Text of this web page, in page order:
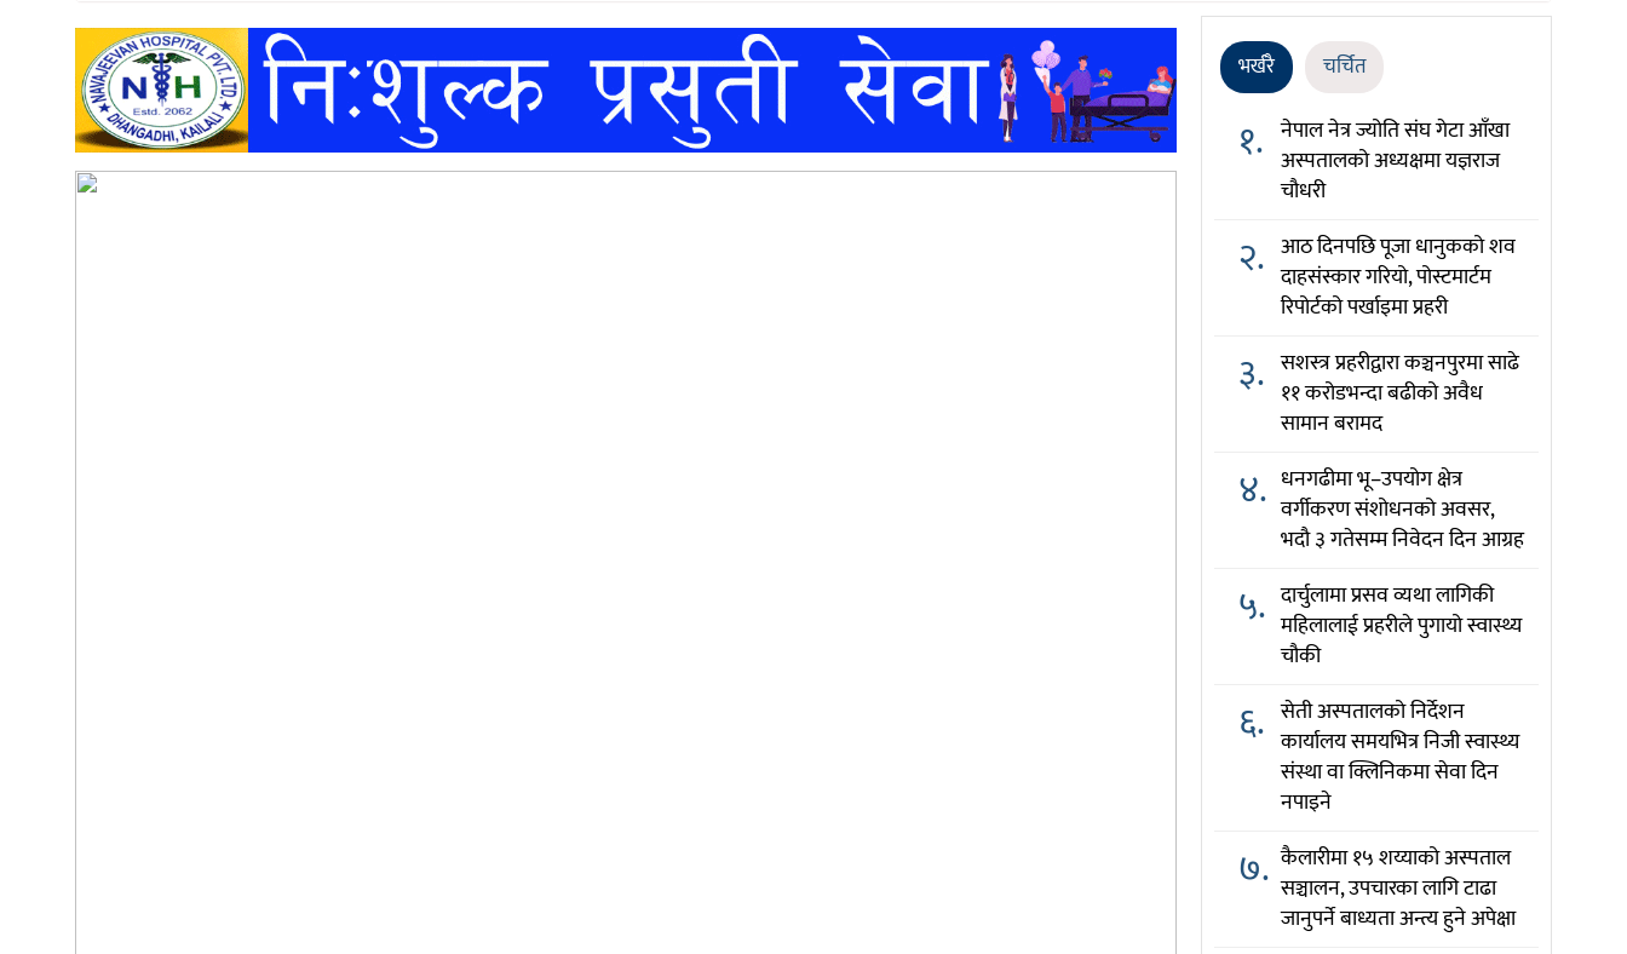
अन्तर्वार्ता
खेलकुद
भर्खरै चर्चित
१. नेपाल नेत्र ज्योति संघ गेटा आँखा
अस्पतालको अध्यक्षमा यज्ञराज
चौधरी
२. आठ दिनपछि पूजा धानुकको शव
दाहसंस्कार गरियो, पोस्टमार्टम
रिपोर्टको पर्खाइमा प्रहरी
३. सशस्त्र प्रहरीद्वारा कञ्चनपुरमा साढे
११ करोडभन्दा बढीको अवैध
सामान बरामद
४. धनगढीमा भू–उपयोग क्षेत्र
वर्गीकरण संशोधनको अवसर,
भदौ ३ गतेसम्म निवेदन दिन आग्रह
५. दार्चुलामा प्रसव व्यथा लागिकी
महिलालाई प्रहरीले पुगायो स्वास्थ्य
चौकी
६. सेती अस्पतालको निर्देशन
कार्यालय समयभित्र निजी स्वास्थ्य
संस्था वा क्लिनिकमा सेवा दिन
नपाइने
७. कैलारीमा १५ शय्याको अस्पताल
सञ्चालन, उपचारका लागि टाढा
जानुपर्ने बाध्यता अन्त्य हुने अपेक्षा